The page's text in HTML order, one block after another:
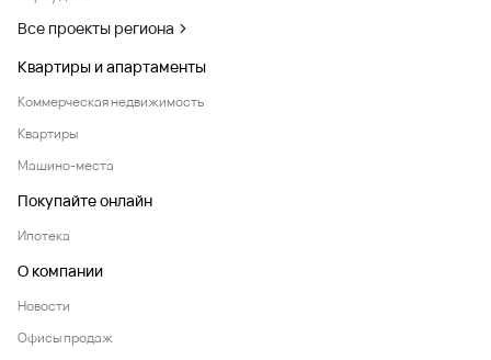
Все проекты региона
Квартиры и апартаменты
Коммерческая недвижимость
Квартиры
Машино-места
Покупайте онлайн
Ипотека
О компании
Новости
Офисы продаж